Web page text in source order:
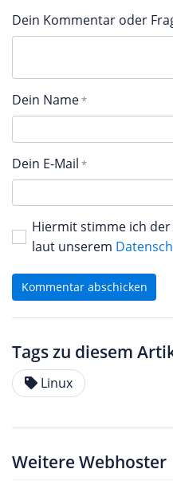
Dein Kommentar oder
Dein Name
Dein E-Mail
Hiermit stimme ich
laut unserem
Kommentar abschicken
Tags zu diesem
Linux
Weitere Webhoster